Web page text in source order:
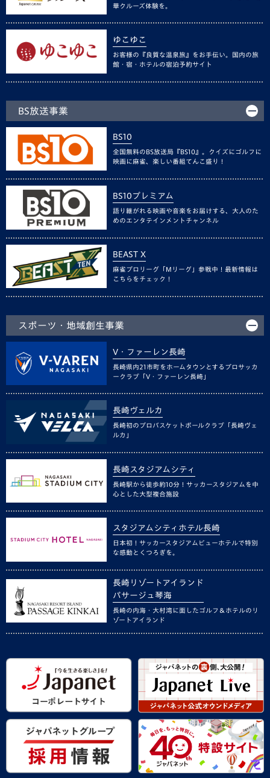
華クルーズ体験を。
ゆこゆこ
お客様の『良質な温泉旅』をお手伝い。国内の旅
館・宿・ホテルの宿泊予約サイト
BS放送事業
BS10
全国無料のBS放送局『BS10』。クイズにゴルフに
映画に麻雀、楽しい番組てんこ盛り！
BS10プレミアム
語り継がれる映画や音楽をお届けする、大人のた
めのエンタテインメントチャンネル
BEAST X
麻雀プロリーグ「Mリーグ」参戦中！最新情報は
こちらをチェック！
スポーツ・地域創生事業
V・ファーレン長崎
長崎県内21市町をホームタウンとするプロサッカ
ークラブ「V・ファーレン長崎」
長崎ヴェルカ
長崎初のプロバスケットボールクラブ「長崎ヴェ
ルカ」
長崎スタジアムシティ
長崎駅から徒歩約10分！サッカースタジアムを中
心とした大型複合施設
スタジアムシティホテル長崎
日本初！サッカースタジアムビューホテルで特別
な感動とくつろぎを。
長崎リゾートアイランド
パサージュ琴海
長崎の内海・大村湾に面したゴルフ＆ホテルのリ
ゾートアイランド